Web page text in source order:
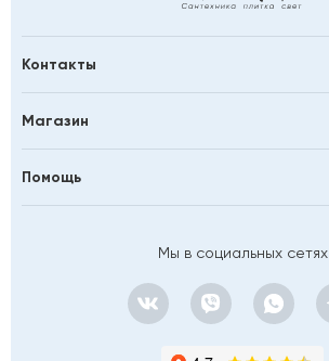
Контакты
Магазин
Помощь
Мы в социальных сетях